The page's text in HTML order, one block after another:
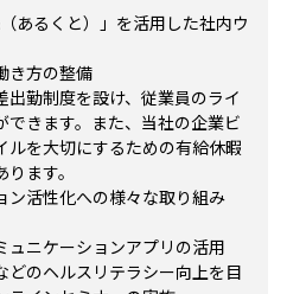
あるくと）」を活用した社内ウ
き方の整備
出勤制度を設け、従業員のライ
できます。また、当社の企業ビ
ルを大切にするための有給休暇
ます。
ン活性化への様々な取り組み
ュニケーションアプリの活用
どのヘルスリテラシー向上を目